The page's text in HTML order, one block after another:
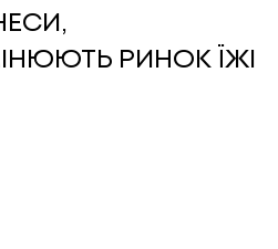
РИНОК ЇЖІ